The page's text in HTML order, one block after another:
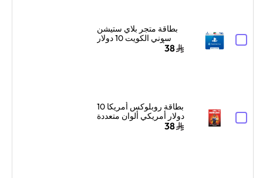
بطاقة متجر بلاي ستيشن
سوني الكويت 10 دولار
38
بطاقة روبلوكس أمريكا 10
دولار أمريكي ألوان متعددة
38